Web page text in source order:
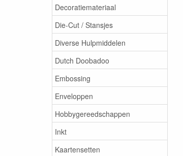
Decoratiemateriaal
Die-Cut / Stansjes
Diverse Hulpmiddelen
Dutch Doobadoo
Embossing
Enveloppen
Hobbygereedschappen
Inkt
Kaartensetten